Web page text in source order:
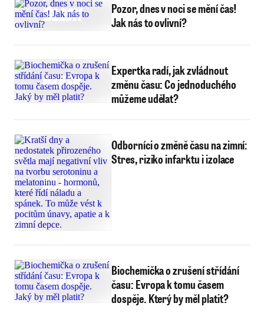
Pozor, dnes v noci se mění čas!
Jak nás to ovlivní?
Expertka radí, jak zvládnout
změnu času: Co jednoduchého
můžeme udělat?
Odborníci o změně času na zimní:
Stres, riziko infarktu i izolace
Biochemička o zrušení střídání
času: Evropa k tomu časem
dospěje. Který by měl platit?